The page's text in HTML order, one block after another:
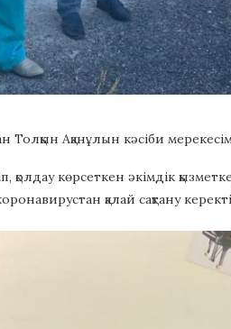
Ақанұлын кәсіби
қолдау көрсеткен әкімдік
қалай сақтану